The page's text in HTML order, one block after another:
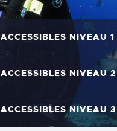
ACCESSIBLES NIVEAU 1
ACCESSIBLES NIVEAU 2
ACCESSIBLES NIVEAU 3